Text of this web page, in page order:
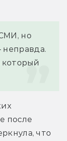
но
который
после
что